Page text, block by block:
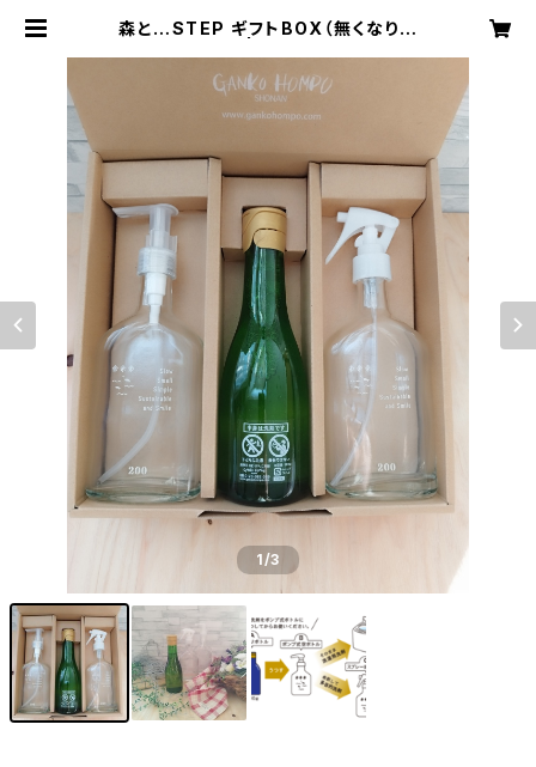
森と…STEP ギフトBOX（無くなり次
1/3